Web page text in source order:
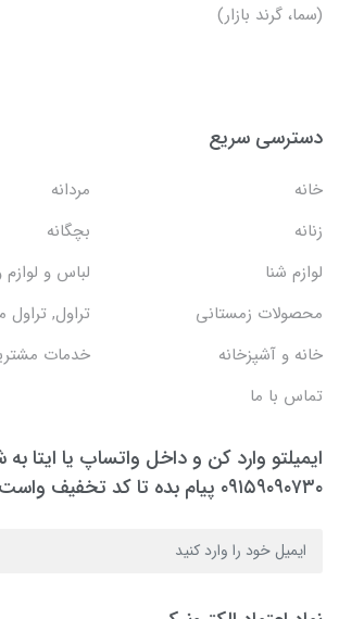
(سما، گرند بازار)
دسترسی سریع
خانه
مردانه
زنانه
بچگانه
لوازم شنا
لباس و
محصولات زمستانی
تراول, تراول
خانه و آشپزخانه
خدمات
تماس با ما
ایمیلتو وارد کن و داخل واتساپ یا ایتا به
۰۹۱۵۹۰۹۰۷۳۰ پیام بده تا کد تخفیف واست بفرستیم